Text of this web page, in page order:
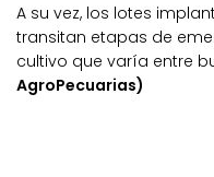
A su vez, los lotes
transitan etapas de
cultivo que varía entre
AgroPecuarias)